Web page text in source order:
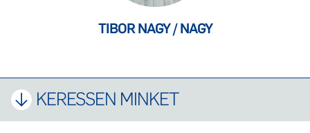
TIBOR NAGY / NAGY
KERESSEN MINKET